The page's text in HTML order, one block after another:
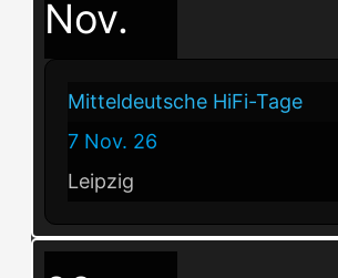
Nov.
Mitteldeutsche HiFi-Tage
7 Nov. 26
Leipzig